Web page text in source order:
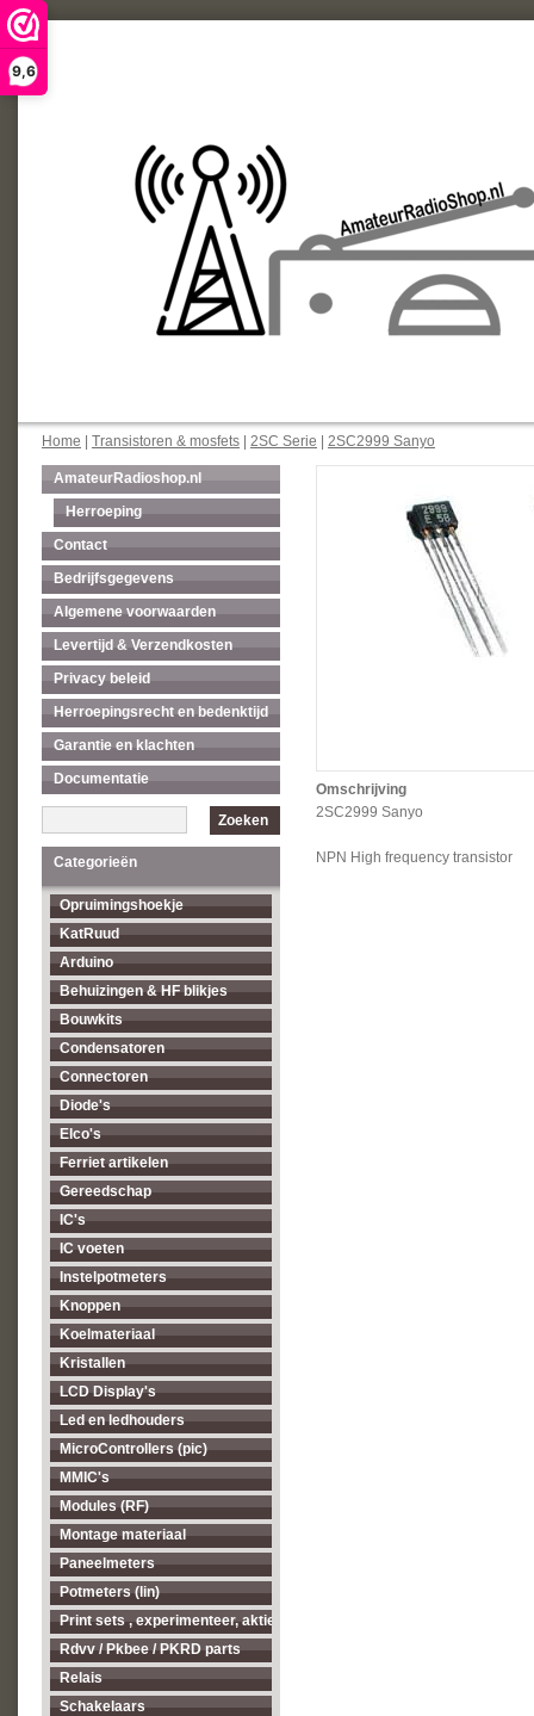
9,6
Home Transistoren & mosfets 2SC Serie 2SC2999 Sanyo
AmateurRadioshop.nl
Herroeping
Contact
Bedrijfsgegevens
Algemene voorwaarden
Levertijd & Verzendkosten
Privacy beleid
Herroepingsrecht en bedenktijd
Garantie en klachten
Documentatie
Zoeken
Categorieën
Opruimingshoekje
KatRuud
Arduino
Behuizingen & HF blikjes
Bouwkits
Condensatoren
Connectoren
Diode's
Elco's
Ferriet artikelen
Gereedschap
IC's
IC voeten
Instelpotmeters
Knoppen
Koelmateriaal
Kristallen
LCD Display's
Led en ledhouders
MicroControllers (pic)
MMIC's
Modules (RF)
Montage materiaal
Paneelmeters
Potmeters (lin)
Print sets , experimenteer, aktieve antenne's enz...
Rdvv / Pkbee / PKRD parts
Relais
Schakelaars
Omschrijving
2SC2999 Sanyo
NPN High frequency transistor